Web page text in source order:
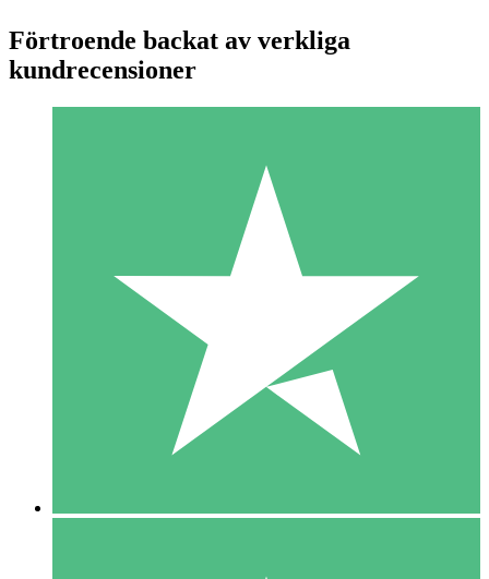
Individuella Kreditpaket
Betala per användning med nedladdningskrediter. Inget
1 Nedladdningar
10 00
Förtroende backat av verkliga
kundrecensioner